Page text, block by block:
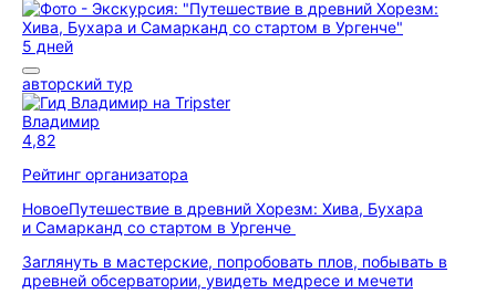
5 дней
авторский тур
Владимир
4,82
Рейтинг организатора
НовоеПутешествие в древний Хорезм: Хива, Бухара
и Самарканд со стартом в Ургенче
Заглянуть в мастерские, попробовать плов, побывать в
древней обсерватории, увидеть медресе и мечети